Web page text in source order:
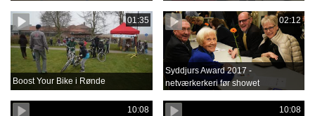
01:35
Boost Your Bike i Rønde
02:12
Syddjurs Award 2017 -
netværkerkeri før showet
10:08 10:08